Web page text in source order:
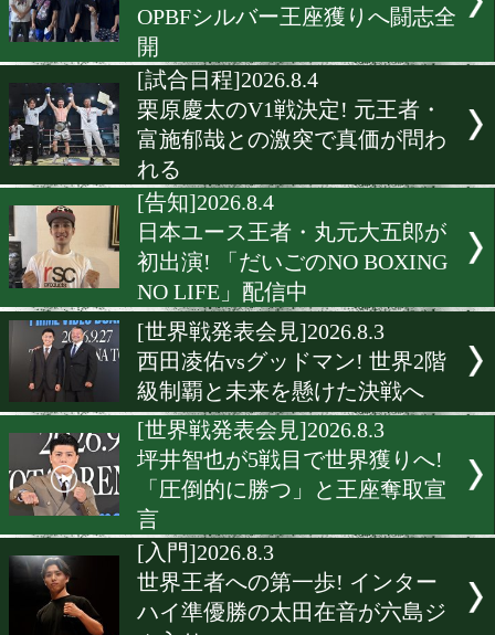
富士見市の新王者! 鈴木龍
た
[出発]2026.8.5
政所椋&花田颯がタイへ出
OPBFシルバー王座獲りへ
開
[試合日程]2026.8.4
栗原慶太のV1戦決定! 元王
富施郁哉との激突で真価が
れる
[告知]2026.8.4
日本ユース王者・丸元大五
初出演! 「だいごのNO
NO LIFE」配信中
[世界戦発表会見]2026.8.3
西田凌佑vsグッドマン! 世